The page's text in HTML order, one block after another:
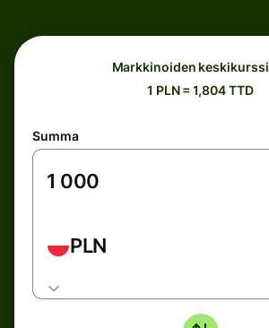
Markkinoiden keskikurssi
1 PLN = 1,804 TTD
Summa
PLN